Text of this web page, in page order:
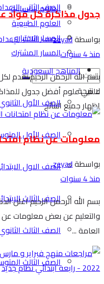
العلوم الانسانية
العلوم الطبيعية
المسار الاختياري
المسار المشترك
لا نتيجة
اظهار جميع النتائج
الصف الثاني
الصف الثالث
المناهج السعودية
الصف الأول
الصف الأول
الصف الاول
الصف الثالث
الصف الثالث
الصف الثالث
جدول مذاكرة كل مواد
بواسطةzeyad
منذ 4 سنوات
بسم الله الرحمن الرحيم نقدم
علمي علوم أفضل جدول
معلومات عن نظام
بواسطةzeyad
منذ 4 سنوات
بسم الله الرحمن الرحيم اعلن
والتعليم عن بعض معلومات عن
العامة ...